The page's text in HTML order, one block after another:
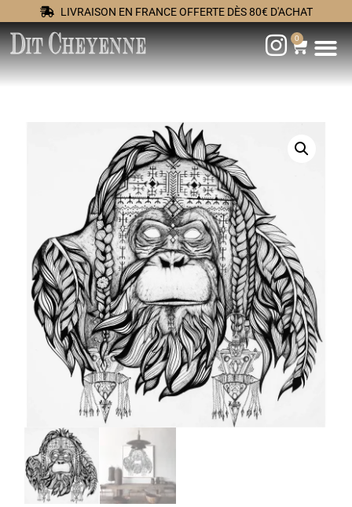
LIVRAISON EN FRANCE OFFERTE DÈS 80€ D'ACHAT
0